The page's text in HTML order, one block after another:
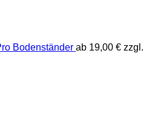
Bodenständer ab 19,00 € zzgl.